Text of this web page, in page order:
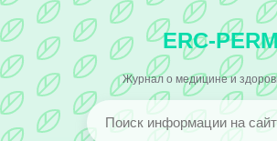
ERC-
Журнал о медицине и